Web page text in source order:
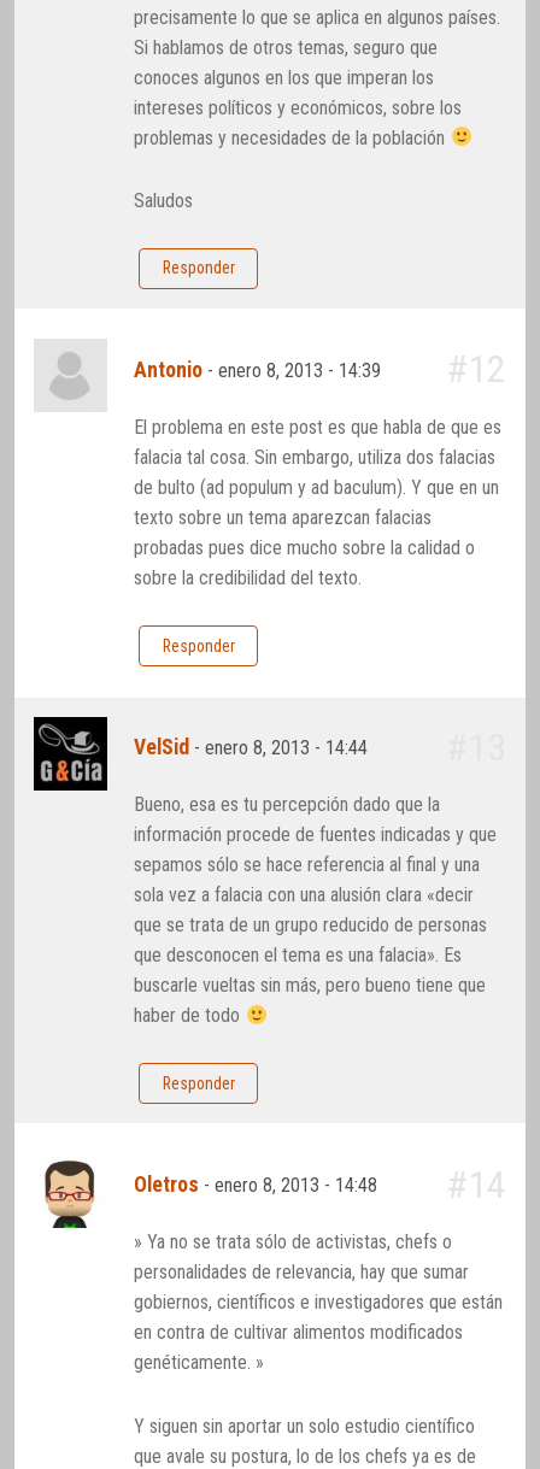
precisamente lo que se aplica en algunos países.
Si hablamos de otros temas, seguro que
conoces algunos en los que imperan los
intereses políticos y económicos, sobre los
problemas y necesidades de la población
Saludos
Responder
Antonio -enero 8, 2013 - 14:39 #12
El problema en este post es que habla de que es
falacia tal cosa. Sin embargo, utiliza dos falacias
de bulto (ad populum y ad baculum). Y que en un
texto sobre un tema aparezcan falacias
probadas pues dice mucho sobre la calidad o
sobre la credibilidad del texto.
Responder
VelSid -enero 8, 2013 - 14:44
Bueno, esa es tu percepción dado que la
información procede de fuentes indicadas y que
sepamos sólo se hace referencia al final y una
sola vez a falacia con una alusión clara «decir
que se trata de un grupo reducido de personas
que desconocen el tema es una falacia». Es
buscarle vueltas sin más, pero bueno tiene que
haber de todo
Responder
Oletros -enero 8, 2013 - 14:48 #14
» Ya no se trata sólo de activistas, chefs o
personalidades de relevancia, hay que sumar
gobiernos, científicos e investigadores que están
en contra de cultivar alimentos modificados
genéticamente. »
Y siguen sin aportar un solo estudio científico
que avale su postura, lo de los chefs ya es de